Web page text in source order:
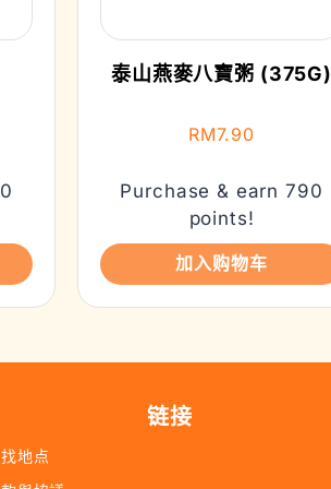
泰山燕麥八寶粥 (375G)
RM7.90
Purchase & earn 790
points!
加入购物车
链接
地点